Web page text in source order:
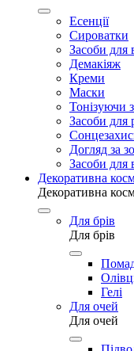
Есенції
Сироватки
Засоби для
Демакіяж
Креми
Маски
Тонізуючи
Засоби для
Догляд за
Засоби для
Декоративна
Декоративна
Для брів
Для брів
Гелі
Для очей
Для очей